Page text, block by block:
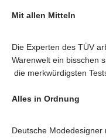
Mit allen Mitteln
Die Experten des TÜV
Warenwelt ein bisschen
die merkwürdigsten
Alles in Ordnung
Deutsche